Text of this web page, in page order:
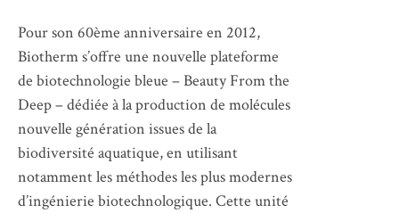
Pour son 60ème anniversaire en 2012,
Biotherm s’offre une nouvelle plateforme
de biotechnologie bleue – Beauty From the
Deep – dédiée à la production de molécules
nouvelle génération issues de la
biodiversité aquatique, en utilisant
notamment les méthodes les plus modernes
d’ingénierie biotechnologique. Cette unité